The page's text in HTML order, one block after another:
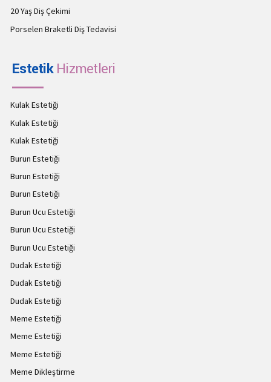
20 Yaş Diş Çekimi
Porselen Braketli Diş Tedavisi
Estetik Hizmetleri
Kulak Estetiği
Kulak Estetiği
Kulak Estetiği
Burun Estetiği
Burun Estetiği
Burun Estetiği
Burun Ucu Estetiği
Burun Ucu Estetiği
Burun Ucu Estetiği
Dudak Estetiği
Dudak Estetiği
Dudak Estetiği
Meme Estetiği
Meme Estetiği
Meme Estetiği
Meme Dikleştirme